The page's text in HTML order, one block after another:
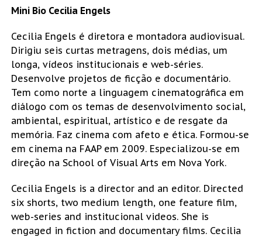
Mini Bio Cecilia Engels
Cecilia Engels é diretora e montadora audiovisual.
Dirigiu seis curtas metragens, dois médias, um
longa, vídeos institucionais e web-séries.
Desenvolve projetos de ficção e documentário.
Tem como norte a linguagem cinematográfica em
diálogo com os temas de desenvolvimento social,
ambiental, espiritual, artístico e de resgate da
memória. Faz cinema com afeto e ética. Formou-se
em cinema na FAAP em 2009. Especializou-se em
direção na School of Visual Arts em Nova York.
Cecilia Engels is a director and an editor. Directed
six shorts, two medium length, one feature film,
web-series and institucional videos. She is
engaged in fiction and documentary films. Cecilia